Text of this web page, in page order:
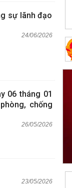
sự lãnh đạo
24/06/2026
06 tháng 01
chống
26/05/2026
23/05/2026